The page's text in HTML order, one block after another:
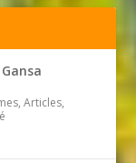
Articles,